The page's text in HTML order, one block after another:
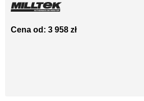
Cena od: 3 958 zł